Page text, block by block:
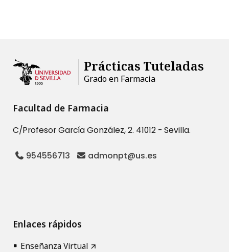
Prácticas Tuteladas
Facultad de Farmacia
C/Profesor García González, 2. 41012 - Sevilla.
954556713 admonpt@us.es
Enlaces rápidos
Enseñanza Virtual